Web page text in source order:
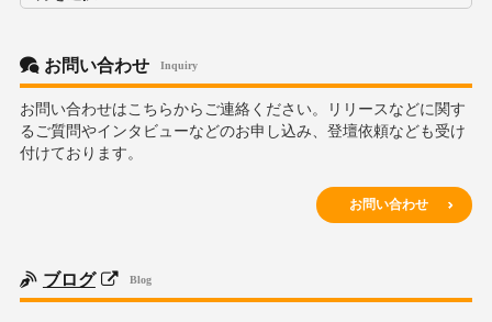
カ
お問い合わせ Inquiry
お問い合わせはこちらからご連絡ください。リリースなどに関す
るご質問やインタビューなどのお申し込み、登壇依頼なども受け
付けております。
お問い合わせ
ブログ Blog